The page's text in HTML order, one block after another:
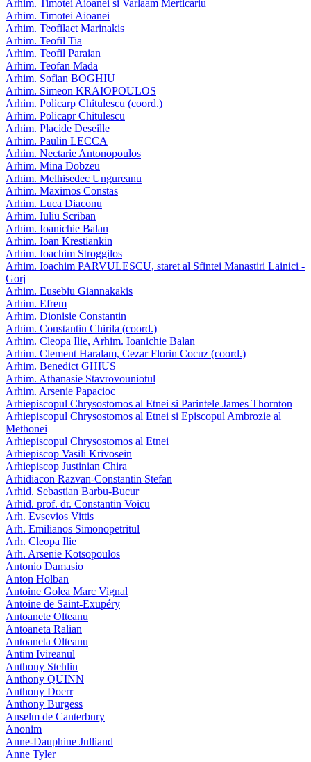
Arhim. Timotei Aioanei si Varlaam Merticariu
Arhim. Timotei Aioanei
Arhim. Teofilact Marinakis
Arhim. Teofil Tia
Arhim. Teofil Paraian
Arhim. Teofan Mada
Arhim. Sofian BOGHIU
Arhim. Simeon KRAIOPOULOS
Arhim. Policarp Chitulescu (coord.)
Arhim. Policapr Chitulescu
Arhim. Placide Deseille
Arhim. Paulin LECCA
Arhim. Nectarie Antonopoulos
Arhim. Mina Dobzeu
Arhim. Melhisedec Ungureanu
Arhim. Maximos Constas
Arhim. Luca Diaconu
Arhim. Iuliu Scriban
Arhim. Ioanichie Balan
Arhim. Ioan Krestiankin
Arhim. Ioachim Stroggilos
Arhim. Ioachim PARVULESCU, staret al Sfintei Manastiri Lainici -
Gorj
Arhim. Eusebiu Giannakakis
Arhim. Efrem
Arhim. Dionisie Constantin
Arhim. Constantin Chirila (coord.)
Arhim. Cleopa Ilie, Arhim. Ioanichie Balan
Arhim. Clement Haralam, Cezar Florin Cocuz (coord.)
Arhim. Benedict GHIUS
Arhim. Athanasie Stavrovouniotul
Arhim. Arsenie Papacioc
Arhiepiscopul Chrysostomos al Etnei si Parintele James Thornton
Arhiepiscopul Chrysostomos al Etnei si Episcopul Ambrozie al
Methonei
Arhiepiscopul Chrysostomos al Etnei
Arhiepiscop Vasili Krivosein
Arhiepiscop Justinian Chira
Arhidiacon Razvan-Constantin Stefan
Arhid. Sebastian Barbu-Bucur
Arhid. prof. dr. Constantin Voicu
Arh. Evsevios Vittis
Arh. Emilianos Simonopetritul
Arh. Cleopa Ilie
Arh. Arsenie Kotsopoulos
Antonio Damasio
Anton Holban
Antoine Golea Marc Vignal
Antoine de Saint-Exupéry
Antoanete Olteanu
Antoaneta Ralian
Antoaneta Olteanu
Antim Ivireanul
Anthony Stehlin
Anthony QUINN
Anthony Doerr
Anthony Burgess
Anselm de Canterbury
Anonim
Anne-Dauphine Julliand
Anne Tyler